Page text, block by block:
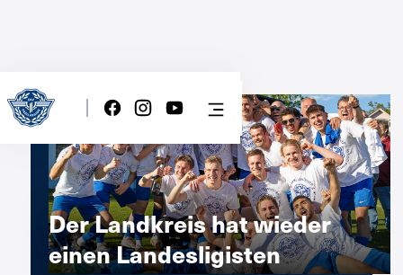
Der Landkreis hat wieder
einen Landesligisten